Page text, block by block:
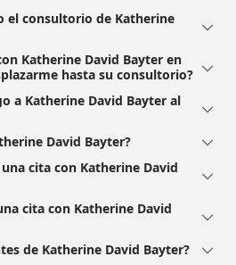
el consultorio de Katherine
Katherine David Bayter en
hasta su consultorio?
a Katherine David Bayter al
David Bayter?
cita con Katherine David
cita con Katherine David
de Katherine David Bayter?